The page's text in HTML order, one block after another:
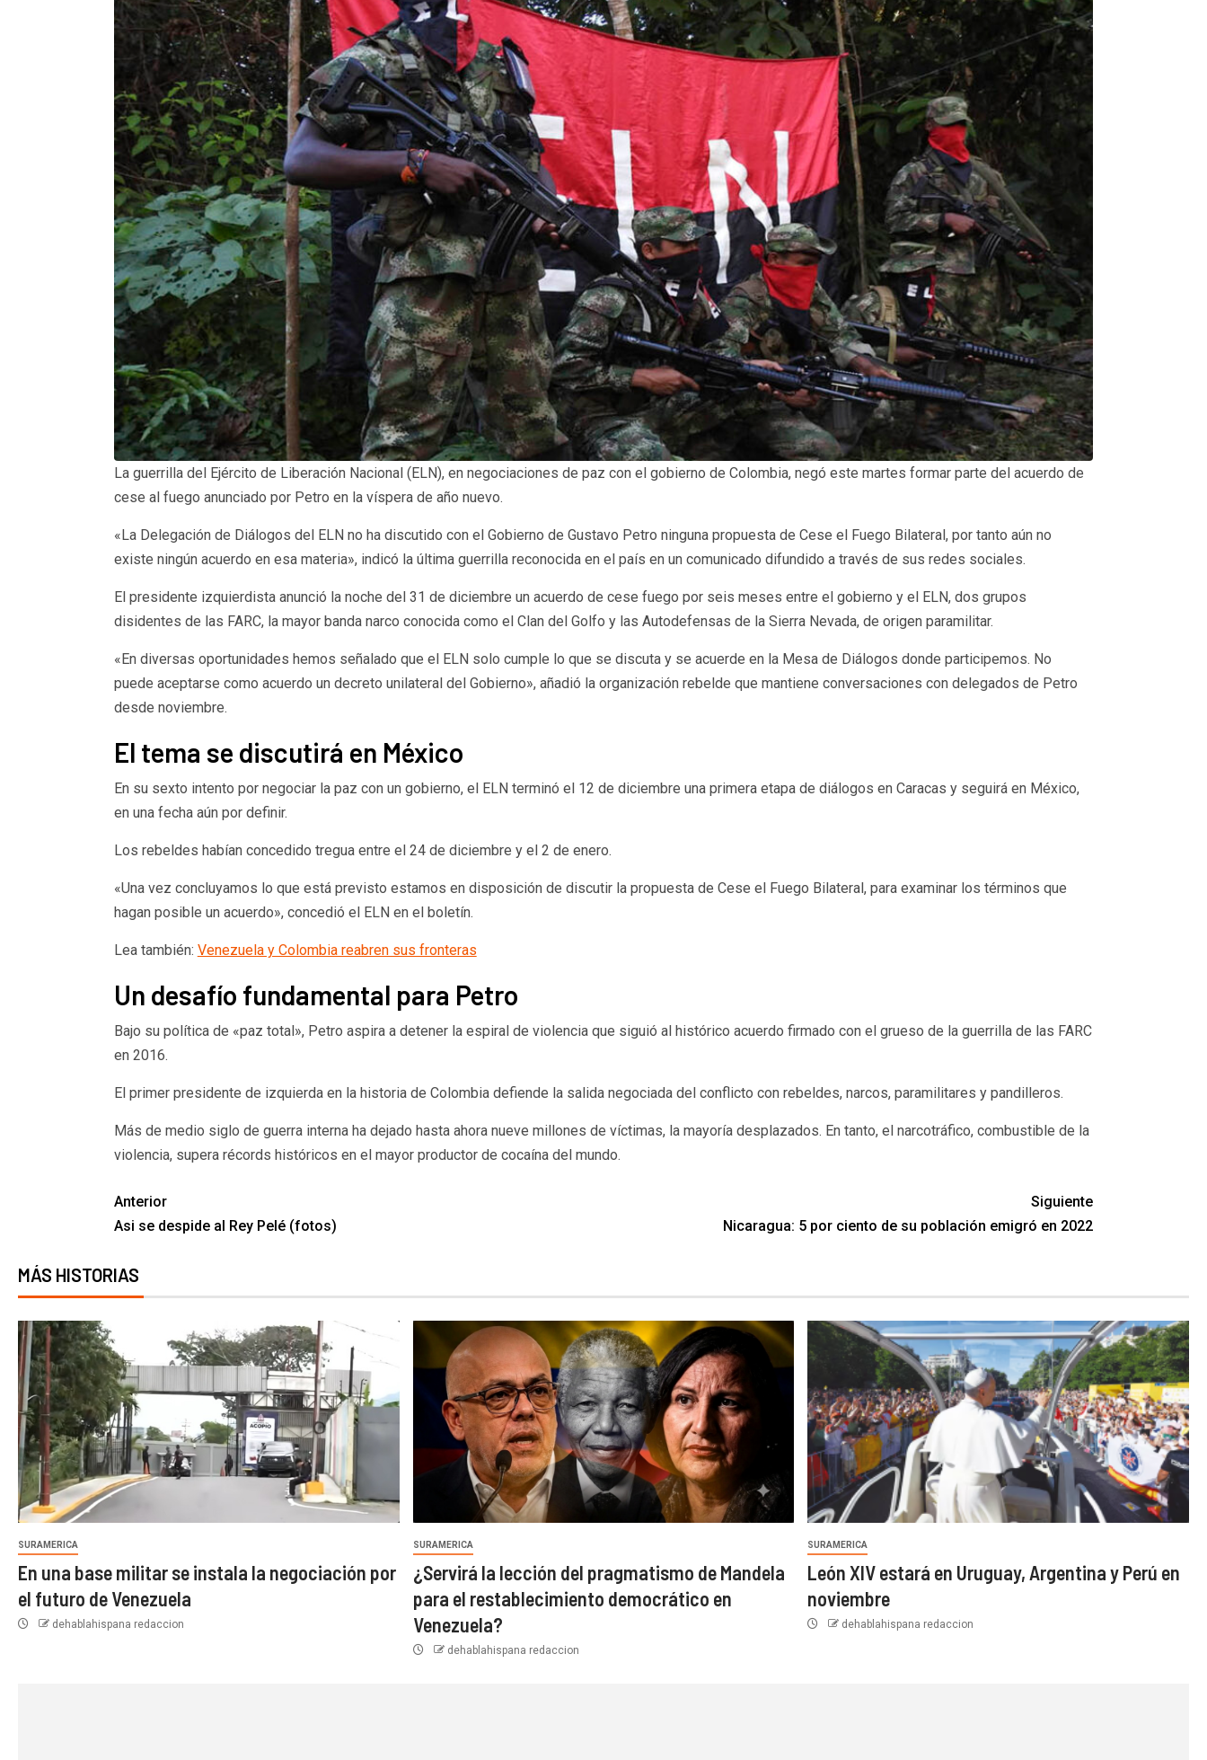
La guerrilla del Ejército de Liberación Nacional (ELN), en negociaciones de paz con el gobierno de Colombia, negó este martes formar parte del acuerdo de
cese al fuego anunciado por Petro en la víspera de año nuevo.
«La Delegación de Diálogos del ELN no ha discutido con el Gobierno de Gustavo Petro ninguna propuesta de Cese el Fuego Bilateral, por tanto aún no
existe ningún acuerdo en esa materia», indicó la última guerrilla reconocida en el país en un comunicado difundido a través de sus redes sociales.
El presidente izquierdista anunció la noche del 31 de diciembre un acuerdo de cese fuego por seis meses entre el gobierno y el ELN, dos grupos
disidentes de las FARC, la mayor banda narco conocida como el Clan del Golfo y las Autodefensas de la Sierra Nevada, de origen paramilitar.
«En diversas oportunidades hemos señalado que el ELN solo cumple lo que se discuta y se acuerde en la Mesa de Diálogos donde participemos. No
puede aceptarse como acuerdo un decreto unilateral del Gobierno», añadió la organización rebelde que mantiene conversaciones con delegados de Petro
desde noviembre.
El tema se discutirá en México
En su sexto intento por negociar la paz con un gobierno, el ELN terminó el 12 de diciembre una primera etapa de diálogos en Caracas y seguirá en México,
en una fecha aún por definir.
Los rebeldes habían concedido tregua entre el 24 de diciembre y el 2 de enero.
«Una vez concluyamos lo que está previsto estamos en disposición de discutir la propuesta de Cese el Fuego Bilateral, para examinar los términos que
hagan posible un acuerdo», concedió el ELN en el boletín.
Lea también: Venezuela y Colombia reabren sus fronteras
Un desafío fundamental para Petro
Bajo su política de «paz total», Petro aspira a detener la espiral de violencia que siguió al histórico acuerdo firmado con el grueso de la guerrilla de las FARC
en 2016.
El primer presidente de izquierda en la historia de Colombia defiende la salida negociada del conflicto con rebeldes, narcos, paramilitares y pandilleros.
Más de medio siglo de guerra interna ha dejado hasta ahora nueve millones de víctimas, la mayoría desplazados. En tanto, el narcotráfico, combustible de la
violencia, supera récords históricos en el mayor productor de cocaína del mundo.
Anterior
Asi se despide al Rey Pelé (fotos)
Siguiente
Nicaragua: 5 por ciento de su población emigró en 2022
MÁS HISTORIAS
SURAMERICA
En una base militar se instala la negociación por
el futuro de Venezuela
dehablahispana redaccion
SURAMERICA
¿Servirá la lección del pragmatismo de Mandela
para el restablecimiento democrático en
Venezuela?
dehablahispana redaccion
SURAMERICA
León XIV estará en Uruguay, Argentina y Perú en
noviembre
dehablahispana redaccion